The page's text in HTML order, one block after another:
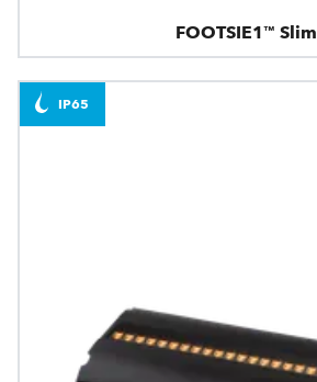
FOOTSIE1™ Slim
IP65